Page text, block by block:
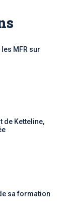
MFR sur
de Ketteline,
sa formation